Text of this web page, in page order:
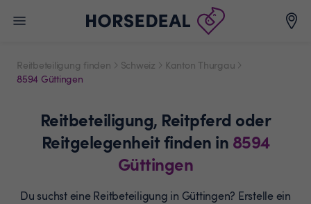
Reitbeteiligung finden Schweiz
Kanton Thurgau
8594 Güttingen
Reitbeteiligung, Reitpferd oder
Reitgelegenheitfinden in 8594
Güttingen
Du suchst eine Reitbeteiligung in Güttingen? Erstelle ein